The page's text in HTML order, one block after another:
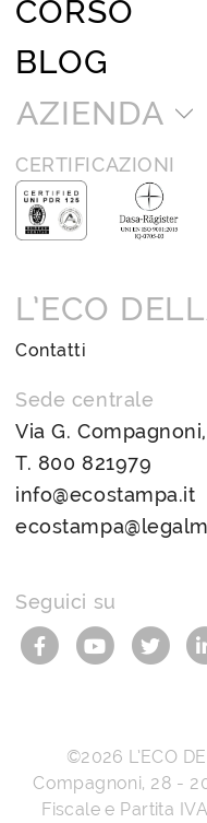
CORSO
BLOG
AZIENDA
CERTIFICAZIONI
L’ECO
Contatti
Sede centrale
Via G.
T. 800 821979
info@ecostampa.it
Seguici su
©2026 L’ECO
Compagnoni, 28 -
Fiscale e Partita IVA